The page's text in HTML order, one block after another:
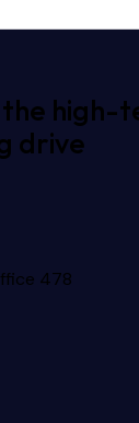
high-
drive
478